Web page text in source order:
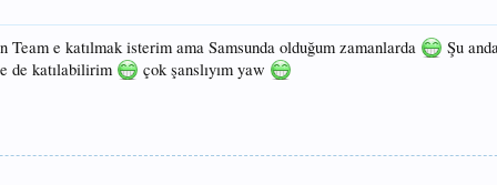
Team e katılmak isterim ama Samsunda olduğum zamanlarda
Şu
de katılabilirim
çok şanslıyım yaw